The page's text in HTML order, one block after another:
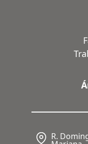
R.